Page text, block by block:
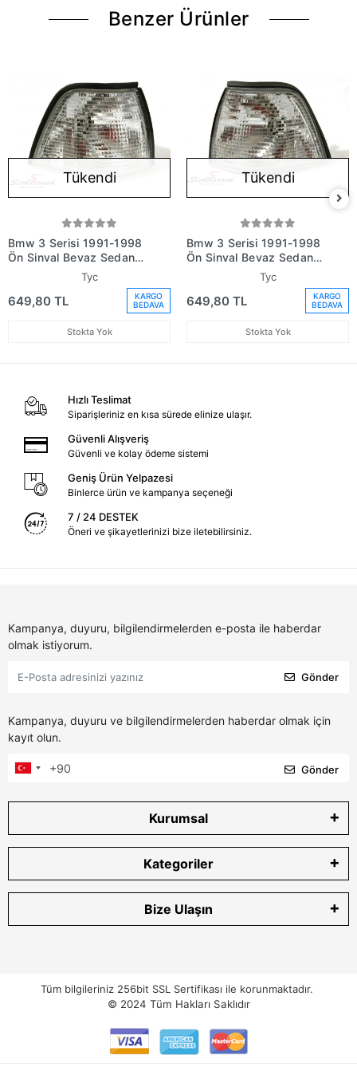
Benzer Ürünler
Tükendi
Bmw 3 Serisi 1991-1998
Ön Sinyal Beyaz Sedan
Sağ (Oem No:
82199403096)
Tyc
649,80 TL
KARGO
BEDAVA
Stokta Yok
Tükendi
Bmw 3 Serisi 1991-1998
Ön Sinyal Beyaz Sedan
82199403095)
Tyc
649,80 TL
KARGO
BEDAVA
Stokta Yok
Hızlı Teslimat
Siparişleriniz en kısa sürede elinize ulaşır.
Güvenli Alışveriş
Güvenli ve kolay ödeme sistemi
Geniş Ürün Yelpazesi
Binlerce ürün ve kampanya seçeneği
7 / 24 DESTEK
Öneri ve şikayetlerinizi bize iletebilirsiniz.
Kampanya, duyuru, bilgilendirmelerden e-posta ile haberdar
olmak istiyorum.
Gönder
Kampanya, duyuru ve bilgilendirmelerden haberdar olmak için
kayıt olun.
Gönder
Kurumsal
Kategoriler
Bize Ulaşın
Tüm bilgileriniz 256bit SSL Sertifikası ile korunmaktadır.
© 2024 Tüm Hakları Saklıdır